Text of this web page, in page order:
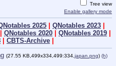
Tree view
Enable gallery mode
2025 QNotables 2023
QNotables 2020 QNotables 2019
CBTS-Archive
(27.55 KB,499x334,499:334,japan.png) (h)